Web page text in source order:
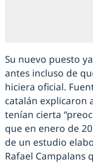
Su nuevo puesto
antes incluso de
hiciera oficial.
catalán explicaron
tenían cierta
que en enero de
de un estudio
Rafael Campalans